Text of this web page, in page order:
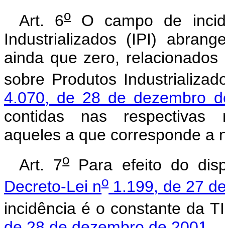
Art. 6oO campo de
Industrializados (IPI)
ainda que zero,
sobre Produtos
4.070, de 28 de dezembro
contidas nas respectivas
aqueles a que corresponde a
Art. 7oPara efeito do
Decreto-Lei no1.199, de 27
incidência é o constante da